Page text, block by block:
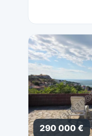
290 000 €